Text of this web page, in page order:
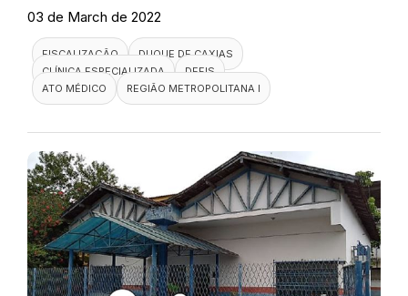
03 de March de 2022
FISCALIZAÇÃO
DUQUE DE CAXIAS
CLÍNICA ESPECIALIZADA
DEFIS
ATO MÉDICO
REGIÃO METROPOLITANA I